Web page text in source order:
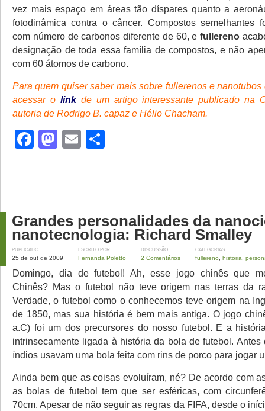
vez mais espaço em áreas tão díspares quanto a
fotodinâmica contra o câncer. Compostos semelhantes
com número de carbonos diferente de 60, e fullereno
designação de toda essa família de compostos, e não
com 60 átomos de carbono.
Para quem quiser saber mais sobre fullerenos e nanotubos
acessar o linkde um artigo interessante publicado na
autoria de Rodrigo B. capaz e Hélio Chacham.
Facebook
Mastodon
Email
Grandes personalidades da
nanotecnologia: Richard Smalley
PUBLICADO
25 de out de 2009
ESCRITO POR
Fernanda Poletto
DISCUSSÃO
2 Comentários
CATEGORIAS
fullereno historia
Domingo, dia de futebol! Ah, esse jogo chinês que
Chinês? Mas o futebol não teve origem nas terras da
Verdade, o futebol como o conhecemos teve origem na
de 1850, mas sua história é bem mais antiga. O jogo
a.C) foi um dos precursores do nosso futebol. E a
intrinsecamente ligada à história da bola de futebol. Antes
índios usavam uma bola feita com rins de porco para jogar
Ainda bem que as coisas evoluíram, né? De acordo com
as bolas de futebol tem que ser esféricas, com
70cm. Apesar de não seguir as regras da FIFA, desde o